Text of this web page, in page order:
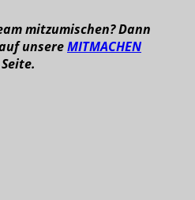
mitzumischen? Dann
unsereMITMACHEN
Seite.